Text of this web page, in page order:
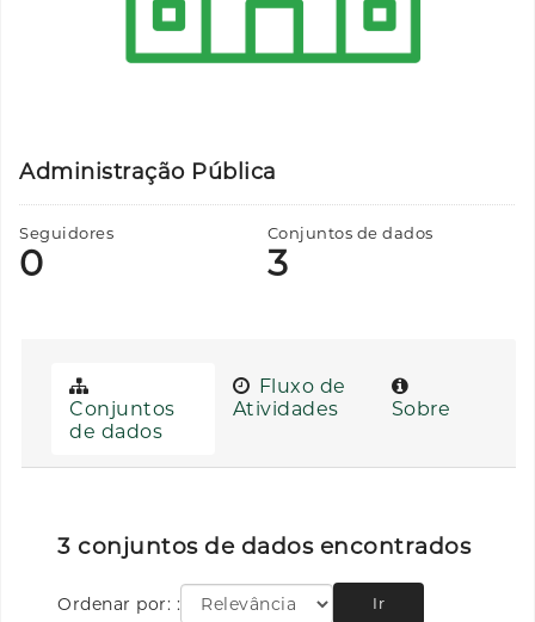
Administração Pública
Seguidores
0
Conjuntos de dados
3
Conjuntos
de dados
Fluxo de
Atividades
Sobre
3 conjuntos de dados encontrados
Ordenar por: Ir